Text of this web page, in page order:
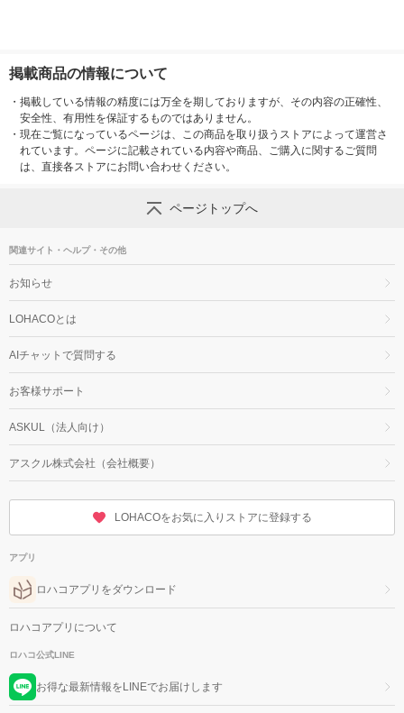
掲載商品の情報について
・ 掲載している情報の精度には万全を期しておりますが、その内容の正確性、
安全性、有用性を保証するものではありません。
・ 現在ご覧になっているページは、この商品を取り扱うストアによって運営さ
れています。ページに記載されている内容や商品、ご購入に関するご質問
は、直接各ストアにお問い合わせください。
ページトップへ
関連サイト・ヘルプ・その他
お知らせ
LOHACOとは
AIチャットで質問する
お客様サポート
ASKUL（法人向け）
アスクル株式会社（会社概要）
LOHACOをお気に入りストアに登録する
アプリ
ロハコアプリをダウンロード
ロハコアプリについて
ロハコ公式LINE
お得な最新情報をLINEでお届けします